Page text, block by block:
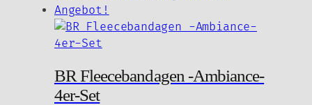
22,90 €
Preis
ist:
10,00 €.
weist
auf.
Angebot!
BR Fleecebandagen -Ambiance-
4er-Set